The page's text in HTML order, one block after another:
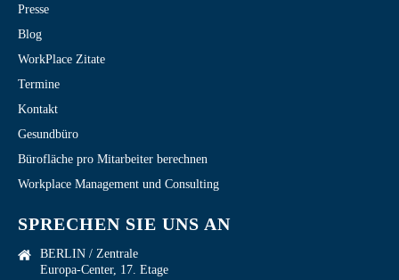
Presse
Blog
WorkPlace Zitate
Termine
Kontakt
Gesundbüro
Bürofläche pro Mitarbeiter berechnen
Workplace Management und Consulting
SPRECHEN SIE UNS AN
BERLIN / Zentrale
Europa-Center, 17. Etage